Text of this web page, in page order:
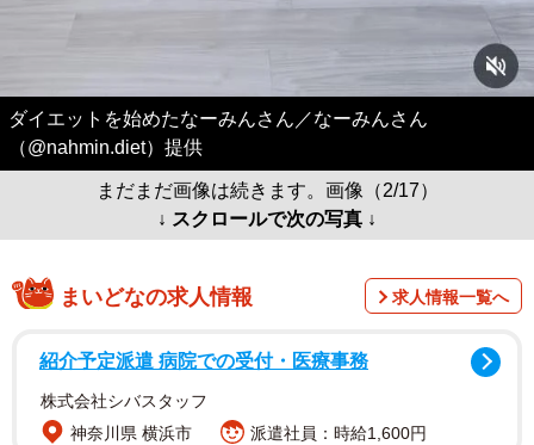
ダイエットを始めたなーみんさん／なーみんさん
（@nahmin.diet）提供
まだまだ画像は続きます。画像（2/17）
↓ スクロールで次の写真 ↓
まいどなの求人情報 求人情報一覧へ
紹介予定派遣 病院での受付・医療事務
株式会社シバスタッフ
神奈川県 横浜市
派遣社員：時給1,600円